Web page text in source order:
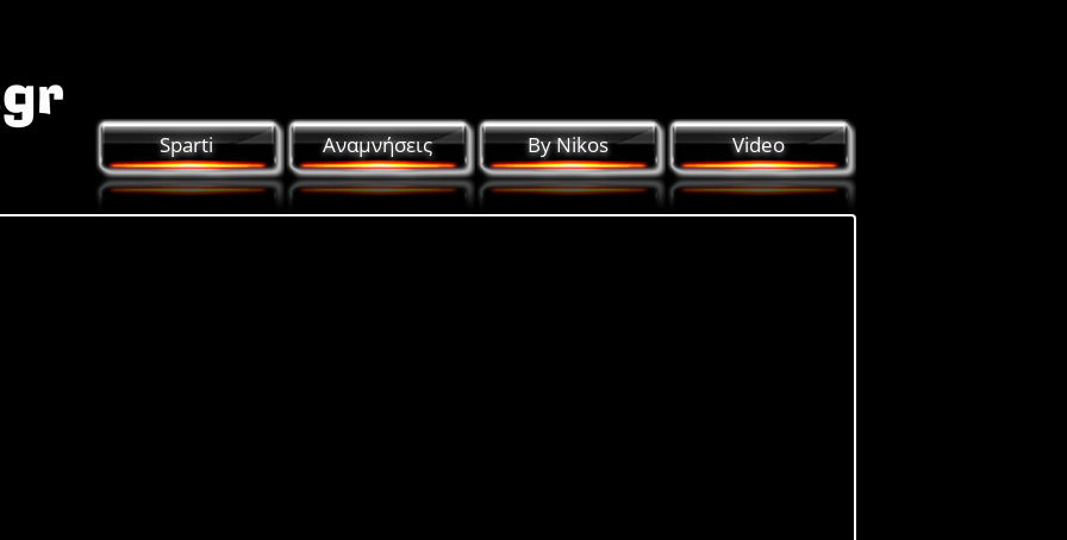
Sparti Αναμνήσεις By Nikos Video